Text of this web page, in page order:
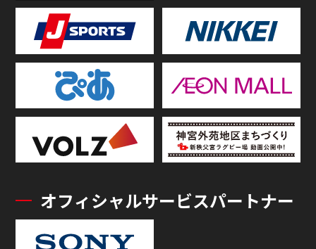
オフィシャルサービスパートナー